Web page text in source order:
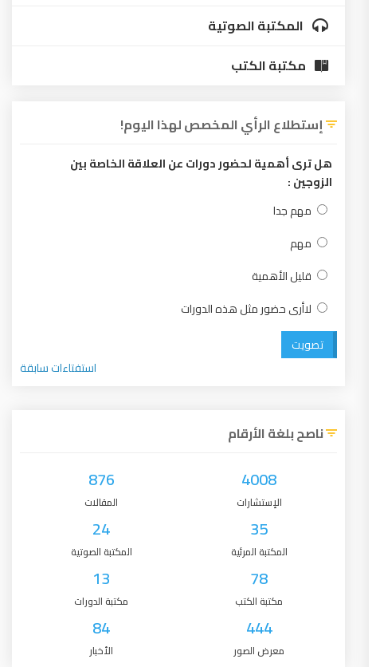
المكتبة الصوتية
مكتبة الكتب
إستطلاع الرأي المخصص لهذا اليوم!
هل ترى أهمية لحضور دورات عن العلاقة الخاصة بين
الزوجين :
مهم جدا
مهم
قليل الأهمية
لاأرى حضور مثل هذه الدورات
تصويت
استفتاءات سابقة
ناصح بلغة الأرقام
4008
الإستشارات
876
المقالات
35
المكتبة المرئية
24
المكتبة الصوتية
78
مكتبة الكتب
13
مكتبة الدورات
444
معرض الصور
84
الأخبار